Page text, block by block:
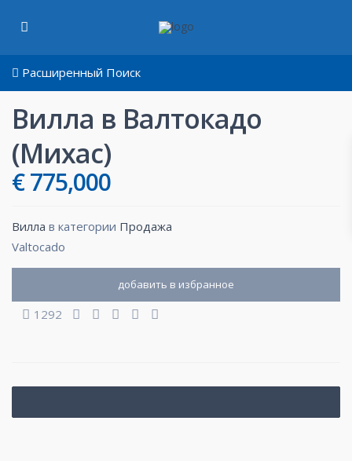
Расширенный Поиск
Вилла в Валтокадо
(Михас)
€ 775,000
Bилла в категории Продажа
Valtocado
добавить в избранное
1292